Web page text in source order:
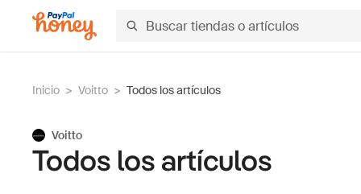
Inicio > Voitto > Todos los artículos
Voitto
Todos los artículos